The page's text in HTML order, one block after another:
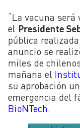
“La vacuna
el Presidente
pública
anuncio se
miles de
mañana el
su aprobación
emergencia del
BioNTech